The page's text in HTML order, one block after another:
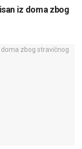
iz doma zbog